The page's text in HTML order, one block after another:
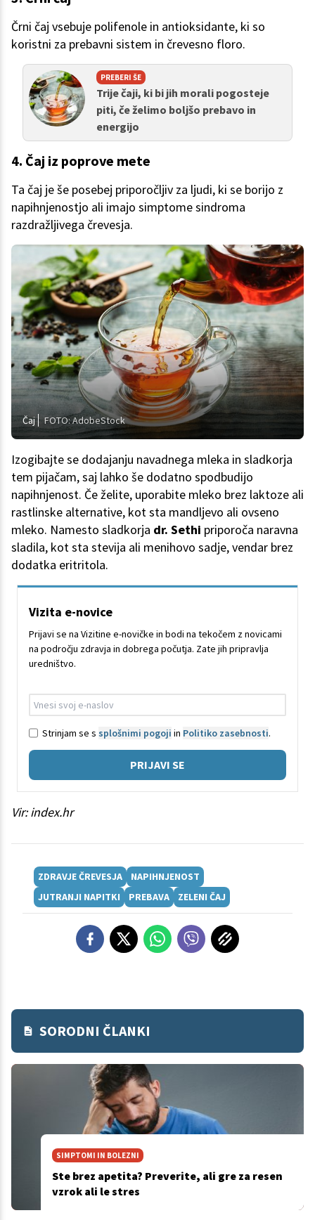
Črni čaj vsebuje polifenole in antioksidante, ki so
koristni za prebavni sistem in črevesno floro.
PREBERI ŠE
Trije čaji, ki bi jih morali pogosteje
piti, če želimo boljšo prebavo in
energijo
4. Čaj iz poprove mete
Ta čaj je še posebej priporočljiv za ljudi, ki se borijo z
napihnjenostjo ali imajo simptome sindroma
razdražljivega črevesja.
Čaj FOTO: AdobeStock
Izogibajte se dodajanju navadnega mleka in sladkorja
tem pijačam, saj lahko še dodatno spodbudijo
napihnjenost. Če želite, uporabite mleko brez laktoze ali
rastlinske alternative, kot sta mandljevo ali ovseno
mleko. Namesto sladkorja dr. Sethi priporoča naravna
sladila, kot sta stevija ali menihovo sadje, vendar brez
dodatka eritritola.
Vizita e-novice
Prijavi se na Vizitine e-novičke in bodi na tekočem z novicami
na področju zdravja in dobrega počutja. Zate jih pripravlja
uredništvo.
Strinjam se s splošnimi pogoji in Politiko zasebnosti.
PRIJAVI SE
Vir: index.hr
ZDRAVJE ČREVESJA
NAPIHNJENOST
JUTRANJI NAPITKI
PREBAVA ZELENI ČAJ
SORODNI ČLANKI
SIMPTOMI IN BOLEZNI
Ste brez apetita? Preverite, ali gre za resen
vzrok ali le stres